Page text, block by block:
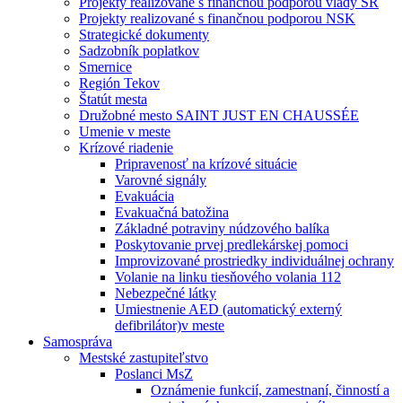
Projekty realizované s finančnou podporou NSK
Strategické dokumenty
Sadzobník poplatkov
Smernice
Región Tekov
Štatút mesta
Družobné mesto SAINT JUST EN CHAUSSÉE
Umenie v meste
Krízové riadenie
Pripravenosť na krízové situácie
Varovné signály
Evakuácia
Evakuačná batožina
Základné potraviny núdzového balíka
Poskytovanie prvej predlekárskej pomoci
Improvizované prostriedky individuálnej ochrany
Volanie na linku tiesňového volania 112
Nebezpečné látky
Umiestnenie AED (automatický externý
defibrilátor)v meste
Samospráva
Mestské zastupiteľstvo
Poslanci MsZ
Oznámenie funkcií, zamestnaní, činností a